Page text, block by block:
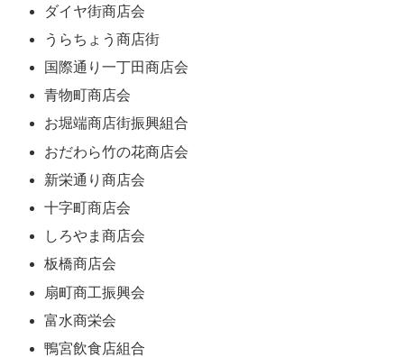
ダイヤ街商店会
うらちょう商店街
国際通り一丁田商店会
青物町商店会
お堀端商店街振興組合
おだわら竹の花商店会
新栄通り商店会
十字町商店会
しろやま商店会
板橋商店会
扇町商工振興会
富水商栄会
鴨宮飲食店組合